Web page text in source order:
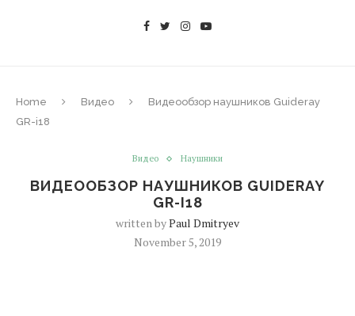
Home Видео
Видеообзор наушников Guideray
GR-i18
Видео Наушники
ВИДЕООБЗОР НАУШНИКОВ GUIDERAY
GR-I18
written byPaul Dmitryev
November 5, 2019